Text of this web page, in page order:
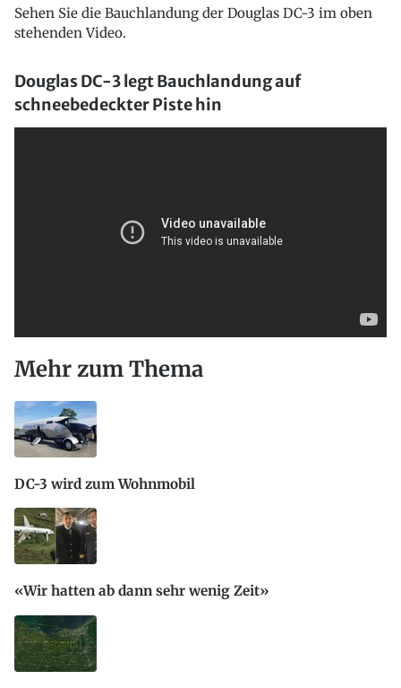
Sehen Sie die Bauchlandung der Douglas DC-3 im oben
stehenden Video.
Douglas DC-3 legt Bauchlandung auf
schneebedeckter Piste hin
Mehr zum Thema
DC-3 wird zum Wohnmobil
«Wir hatten ab dann sehr wenig Zeit»